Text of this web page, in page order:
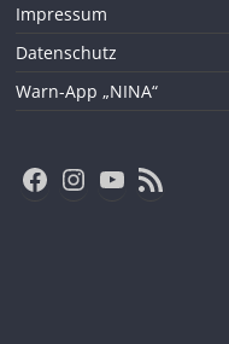
Impressum
Datenschutz
Warn-App „NINA“
Facebook Instagram YouTube RSS-Feed